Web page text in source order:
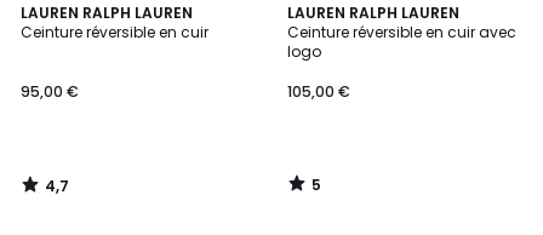
LAUREN RALPH LAUREN
Ceinture réversible en cuir
€.
95,00 €
4,7
/ 5
4,7
/
LAUREN RALPH LAUREN
Ceinture réversible en cuir avec
logo
105,00 €
5
/
5
5
/